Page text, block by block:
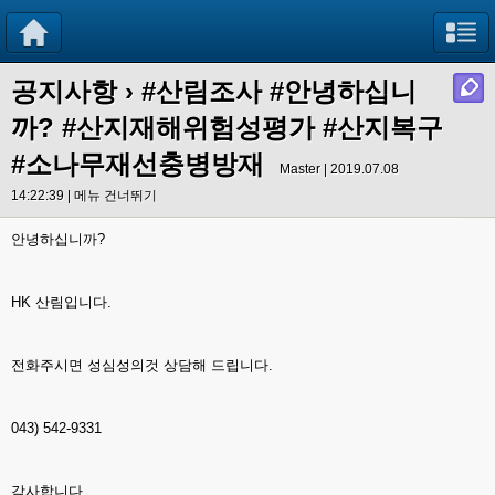
공지사항› #산림조사 #안녕하십니
까? #산지재해위험성평가 #산지복구
#소나무재선충병방재
Master | 2019.07.08
14:22:39 | 메뉴 건너뛰기
안녕하십니까?
HK 산림입니다.
전화주시면 성심성의것 상담해 드립니다.
043) 542-9331
감사합니다.